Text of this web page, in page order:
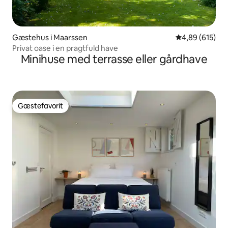
Gæstehus i Maarssen 4,89 ud af 5 i
4,89 (615)
Privat oase i en pragtfuld have
Minihuse med terrasse eller gårdhave
Gæstefavorit
Gæstefavorit